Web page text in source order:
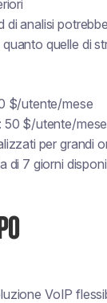
di analisi
quelle di
$/utente/mese
50 $/utente/mese
per grandi
di 7 giorni
VoIP